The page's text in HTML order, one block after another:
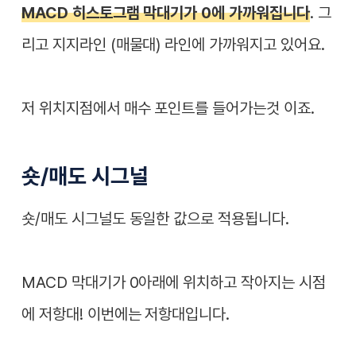
MACD 히스토그램 막대기가 0에 가까워집니다. 그
리고 지지라인 (매물대) 라인에 가까워지고 있어요.
저 위치지점에서 매수 포인트를 들어가는것 이죠.
숏/매도 시그널
숏/매도 시그널도 동일한 값으로 적용됩니다.
MACD 막대기가 0아래에 위치하고 작아지는 시점
에 저항대! 이번에는 저항대입니다.